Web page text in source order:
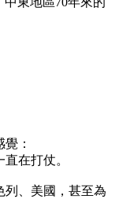
：
在打仗。
列、美國，甚至為